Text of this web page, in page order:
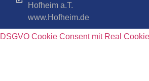
Hofheim a.T.
www.Hofheim.de
DSGVO Cookie Consent mit Real